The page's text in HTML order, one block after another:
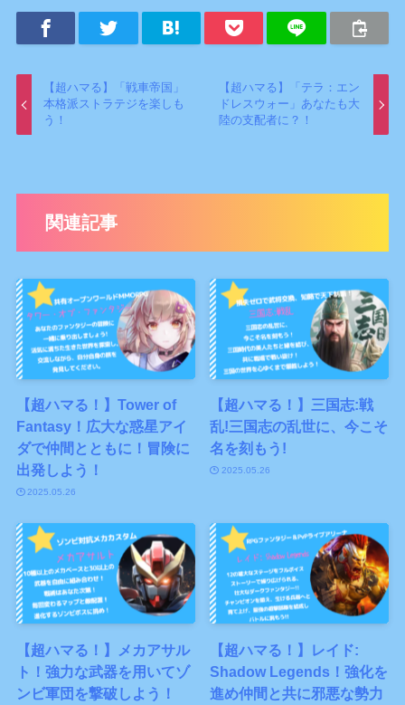
【超ハマる】「戦車帝国」
本格派ストラテジを楽しも
う！
【超ハマる】「テラ：エン
ドレスウォー」あなたも大
陸の支配者に？！
関連記事
【超ハマる！】Tower of
Fantasy！広大な惑星アイ
ダで仲間とともに！冒険に
出発しよう！
2025.05.26
【超ハマる！】三国志:戦
乱!三国志の乱世に、今こそ
名を刻もう!
2025.05.26
【超ハマる！】メカアサル
ト！強力な武器を用いてゾ
ンビ軍団を撃破しよう！
【超ハマる！】レイド:
Shadow Legends！強化を
進め仲間と共に邪悪な勢力